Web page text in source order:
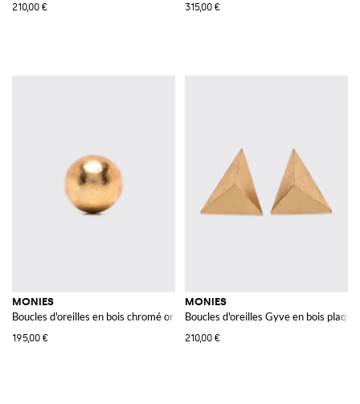
210,00 € 315,00 €
MONIES
Boucles d'oreilles en bois chromé or
195,00 €
MONIES
Boucles d'oreilles Gyve en bois plaqué
210,00 €